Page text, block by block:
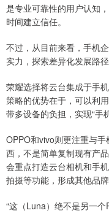
是专业可靠性的用户认知
时间建立信任。
不过，从目前来看，手机
实力，探索差异化发展路径
荣耀选择将云台集成于手
策略的优势在于，可以利
带多设备的负担，实现“手
OPPO和vivo则更注重与
西，不是简单复制现有产
会重点打造云台相机和手
拍摄等功能，形成其他品牌
“这（Luna）绝不是另一个